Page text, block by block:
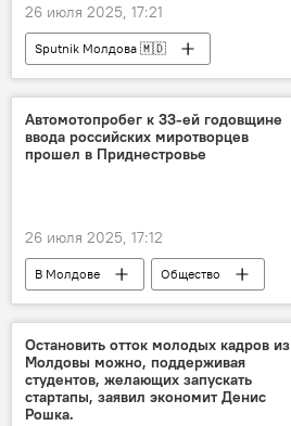
26 июля 2025, 17:21
Sputnik Молдова 🇲🇩
Автомотопробег к 33-ей годовщине
ввода российских миротворцев
прошел в Приднестровье
26 июля 2025, 17:12
В Молдове
Общество
Приднестровье
Миротворческая миссия в Приднестровье
Остановить отток молодых кадров из
Молдовы можно, поддерживая
студентов, желающих запускать
стартапы, заявил экономит Денис
Рошка.